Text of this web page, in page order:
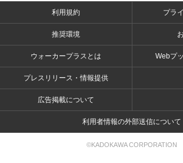
利用規約 プラ
推奨環境
ウォーカープラスとは Webプ
プレスリリース・情報提供
広告掲載について
利用者情報の外部送信について
©KADOKAWA CORPORATION